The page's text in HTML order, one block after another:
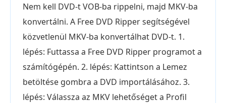
Nem kell DVD-t VOB-ba rippelni, majd MKV-ba
konvertálni. A Free DVD Ripper segítségével
közvetlenül MKV-ba konvertálhat DVD-t. 1.
lépés: Futtassa a Free DVD Ripper programot a
számítógépén. 2. lépés: Kattintson a Lemez
betöltése gombra a DVD importálásához. 3.
lépés: Válassza az MKV lehetőséget a Profil